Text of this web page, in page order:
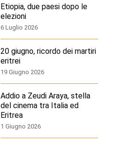
Etiopia, due paesi dopo le
elezioni
6 Luglio 2026
20 giugno, ricordo dei martiri
eritrei
19 Giugno 2026
Addio a Zeudi Araya, stella
del cinema tra Italia ed
Eritrea
1 Giugno 2026